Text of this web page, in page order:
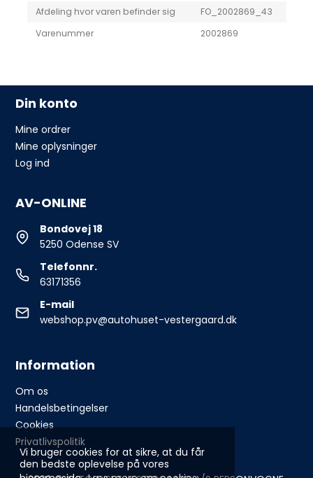
Vi bruger cookies for at sikre, at du får
den bedste oplevelse på vores
Afdeling hvor varen befinder sig
FO_2002869_43
Varenummer
2002869
Din konto
Mine ordrer
Mine oplysninger
Log ind
AV-ONLINE
Bondovej 18
5250 Odense SV
Telefonnr.
63171356
E-mail
webshop.pv@autohuset-vestergaard.dk
Information
Om os
Handelsbetingelser
Cookies
Privatlivspolitik